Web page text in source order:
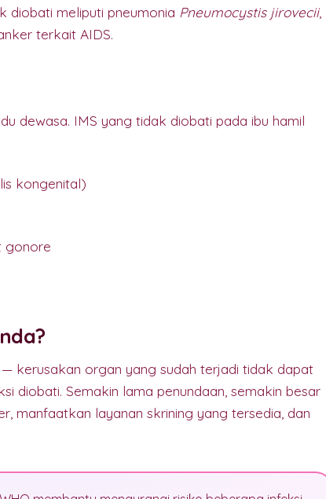
diobati meliputi pneumonia Pneumocystis jirovecii,
terkait AIDS.
dewasa. IMS yang tidak diobati pada ibu hamil
kongenital)
gonore
kerusakan organ yang sudah terjadi tidak dapat
diobati. Semakin lama penundaan, semakin besar
manfaatkan layanan skrining yang tersedia, dan